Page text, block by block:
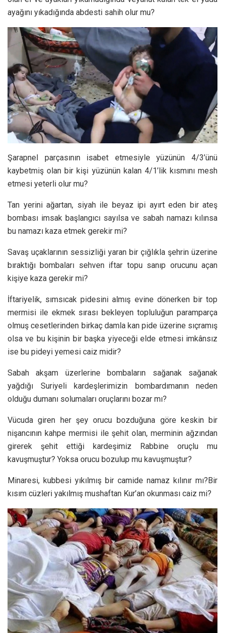
ayağını yıkadığında abdesti sahih olur mu?
Şarapnel parçasının isabet etmesiyle yüzünün 4/3’ünü
kaybetmiş olan bir kişi yüzünün kalan 4/1’lik kısmını mesh
etmesi yeterli olur mu?
Tan yerini ağartan, siyah ile beyaz ipi ayırt eden bir ateş
bombası imsak başlangıcı sayılsa ve sabah namazı kılınsa
bu namazı kaza etmek gerekir mi?
Savaş uçaklarının sessizliği yaran bir çığlıkla şehrin üzerine
bıraktığı bombaları sehven iftar topu sanıp orucunu açan
kişiye kaza gerekir mi?
İftariyelik, sımsıcak pidesini almış evine dönerken bir top
mermisi ile ekmek sırası bekleyen topluluğun paramparça
olmuş cesetlerinden birkaç damla kan pide üzerine sıçramış
olsa ve bu kişinin bir başka yiyeceği elde etmesi imkânsız
ise bu pideyi yemesi caiz midir?
Sabah akşam üzerlerine bombaların sağanak sağanak
yağdığı Suriyeli kardeşlerimizin bombardımanın neden
olduğu dumanı solumaları oruçlarını bozar mı?
Vücuda giren her şey orucu bozduğuna göre keskin bir
nişancının kahpe mermisi ile şehit olan, merminin ağzından
girerek şehit ettiği kardeşimiz Rabbine oruçlu mu
kavuşmuştur? Yoksa orucu bozulup mu kavuşmuştur?
Minaresi, kubbesi yıkılmış bir camide namaz kılınır mı?Bir
kısım cüzleri yakılmış mushaftan Kur’an okunması caiz mi?